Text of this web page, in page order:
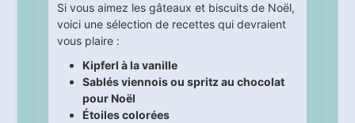
Si vous aimez les gâteaux et biscuits de Noël,
voici une sélection de recettes qui devraient
vous plaire :
Kipferl à la vanille
Sablés viennois ou spritz au chocolat
pour Noël
Étoiles colorées